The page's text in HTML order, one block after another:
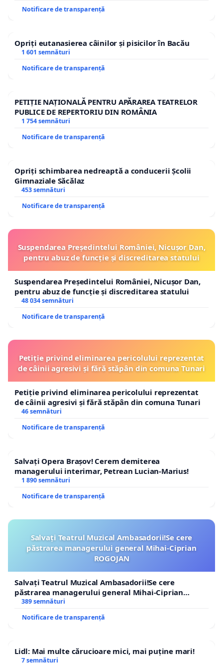
Notificare de transparență
Opriți eutanasierea câinilor și pisicilor în Bacău
1 601 semnături
Notificare de transparență
PETIȚIE NAȚIONALĂ PENTRU APĂRAREA TEATRELOR
PUBLICE DE REPERTORIU DIN ROMÂNIA
1 754 semnături
Notificare de transparență
Opriți schimbarea nedreaptă a conducerii Școlii
Gimnaziale Săcălaz
453 semnături
Notificare de transparență
Suspendarea Președintelui României, Nicușor Dan,
pentru abuz de funcție și discreditarea statului
Suspendarea Președintelui României, Nicușor Dan,
pentru abuz de funcție și discreditarea statului
48 034 semnături
Notificare de transparență
Petiție privind eliminarea pericolului reprezentat
de câinii agresivi și fără stăpân din comuna Tunari
Petiție privind eliminarea pericolului reprezentat
de câinii agresivi și fără stăpân din comuna Tunari
46 semnături
Notificare de transparență
Salvați Opera Brașov! Cerem demiterea
managerului interimar, Petrean Lucian-Marius!
1 890 semnături
Notificare de transparență
Salvați Teatrul Muzical Ambasadorii!Se cere
păstrarea managerului general Mihai-Ciprian
ROGOJAN
Salvați Teatrul Muzical Ambasadorii!Se cere
păstrarea managerului general Mihai-Ciprian
ROGOJAN
389 semnături
Notificare de transparență
Lidl: Mai multe cărucioare mici, mai puține mari!
7 semnături